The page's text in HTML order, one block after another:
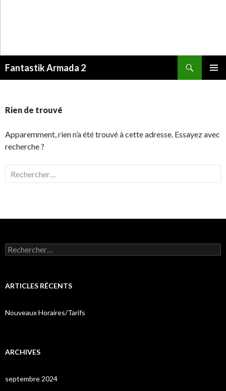
Fantastik Armada 2
Rien de trouvé
Apparemment, rien n’a été trouvé à cette adresse. Essayez avec
recherche ?
Rechercher :
Rechercher :
ARTICLES RÉCENTS
Nouveaux Horaires/Tarifs
ARCHIVES
septembre 2024